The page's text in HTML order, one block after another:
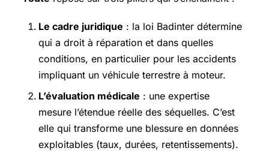
Le cadre juridique : la loi Badinter détermine
qui a droit à réparation et dans quelles
conditions, en particulier pour les accidents
impliquant un véhicule terrestre à moteur.
L’évaluation médicale : une expertise
mesure l’étendue réelle des séquelles. C’est
elle qui transforme une blessure en données
exploitables (taux, durées, retentissements).